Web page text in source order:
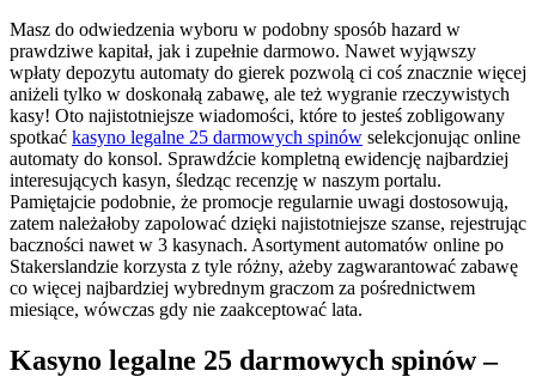
Masz do odwiedzenia wyboru w podobny sposób hazard w
prawdziwe kapitał, jak i zupełnie darmowo. Nawet wyjąwszy
wpłaty depozytu automaty do gierek pozwolą ci coś znacznie więcej
aniżeli tylko w doskonałą zabawę, ale też wygranie rzeczywistych
kasy! Oto najistotniejsze wiadomości, które to jesteś zobligowany
spotkać kasyno legalne 25 darmowych spinów selekcjonując online
automaty do konsol. Sprawdźcie kompletną ewidencję najbardziej
interesujących kasyn, śledząc recenzję w naszym portalu.
Pamiętajcie podobnie, że promocje regularnie uwagi dostosowują,
zatem należałoby zapolować dzięki najistotniejsze szanse, rejestrując
baczności nawet w 3 kasynach. Asortyment automatów online po
Stakerslandzie korzysta z tyle różny, ażeby zagwarantować zabawę
co więcej najbardziej wybrednym graczom za pośrednictwem
miesiące, wówczas gdy nie zaakceptować lata.
Kasyno legalne 25 darmowych spinów –